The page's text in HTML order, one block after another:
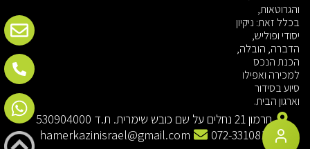
והגרוטאות,
בכלל זאת: ניקיון
יסודי ופוליש,
הדברה, הובלה,
הכנת הנכס
למכירה ואפילו
סיוע בסידור
וארגון הבית.
חרמון 21 נחלים על שם כובש שימרית. ת.ד 530904000
072-3310813
hamerkazinisrael@gmail.com